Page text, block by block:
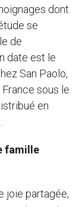
dont
se
de
date est le
San Paolo,
sous le
en
famille
joie partagée,